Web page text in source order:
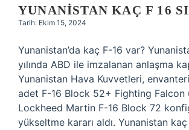
YUNANISTAN KAÇ F 16
Tarih: Ekim 15, 2024
Yunanistan’da kaç F-16 var?
yılında ABD ile imzalanan anlaşma
Yunanistan Hava Kuvvetleri,
adet F-16 Block 52+ Fighting Falcon
Lockheed Martin F-16 Block 72
yükseltme kararı aldı. Yunanistan